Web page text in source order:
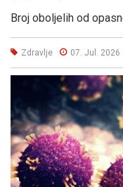
Broj oboljelih od
Zdravlje 07. Jul. 2026